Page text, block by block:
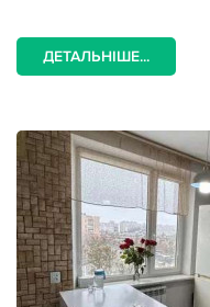
ДЕТАЛЬНІШЕ...